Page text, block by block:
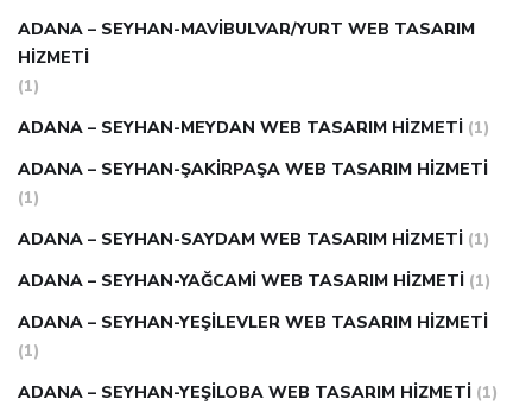
ADANA – SEYHAN-MAVIBULVAR/YURT WEB TASARIM
HIZMETI
(1)
ADANA – SEYHAN-MEYDAN WEB TASARIM HIZMETI (1)
ADANA – SEYHAN-ŞAKIRPAŞA WEB TASARIM HIZMETI
(1)
ADANA – SEYHAN-SAYDAM WEB TASARIM HIZMETI (1)
ADANA – SEYHAN-YAĞCAMI WEB TASARIM HIZMETI (1)
ADANA – SEYHAN-YEŞILEVLER WEB TASARIM HIZMETI
(1)
ADANA – SEYHAN-YEŞILOBA WEB TASARIM HIZMETI (1)